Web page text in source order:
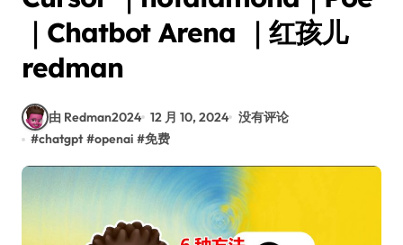
｜Chatbot Arena ｜红孩儿
redman
由 Redman2024 12 月 10, 2024 没有评论
#chatgpt #openai #免费